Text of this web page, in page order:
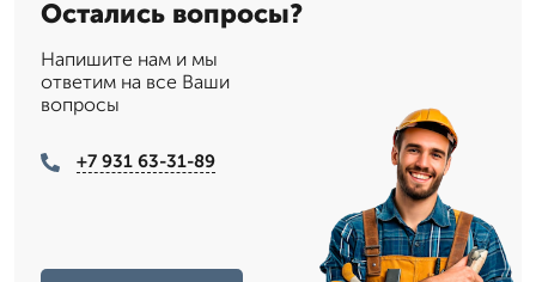
Остались вопросы?
Напишите нам и мы
ответим на все Ваши
вопросы
+7 931 63-31-89